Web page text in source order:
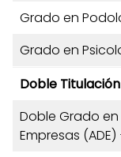
Grado en
Grado en
Doble Titulación
Doble Grado
Empresas